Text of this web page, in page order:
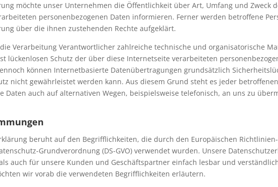
möchte unser Unternehmen die Öffentlichkeit über Art, Umfang und Zweck
personenbezogenen Daten informieren. Ferner werden betroffene
über die ihnen zustehenden Rechte aufgeklärt.
Verarbeitung Verantwortlicher zahlreiche technische und organisatorische
lückenlosen Schutz der über diese Internetseite verarbeiteten
können Internetbasierte Datenübertragungen grundsätzlich
nicht gewährleistet werden kann. Aus diesem Grund steht es jeder
Daten auch auf alternativen Wegen, beispielsweise telefonisch, an uns zu
beruht auf den Begrifflichkeiten, die durch den Europäischen
Grundverordnung (DS-GVO) verwendet wurden. Unsere
auch für unsere Kunden und Geschäftspartner einfach lesbar und
wir vorab die verwendeten Begrifflichkeiten erläutern.